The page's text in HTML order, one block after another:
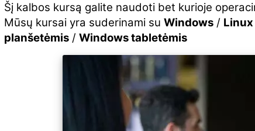
Šį kalbos kursą galite naudoti bet kurioje
Mūsų kursai yra suderinami su Windows / Linux
planšetėmis / Windows tabletėmis